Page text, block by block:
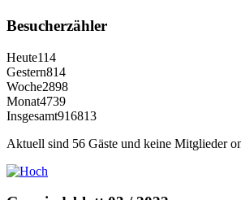
Besucherzähler
Heute114
Gestern814
Woche2898
Monat4739
Insgesamt916813
Aktuell sind 56 Gäste und keine Mitglieder